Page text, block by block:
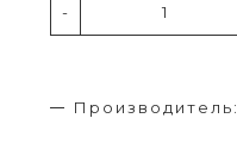
-
Производитель: